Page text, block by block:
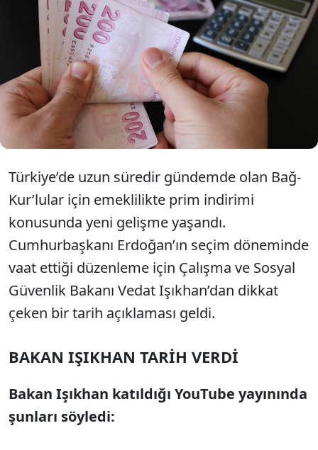
Çalışma ve Sosyal Güvenlik Bakanı Vedat Işıkhan,
milyonlarca Bağ-Kur’luya umut veren açıklamada
bulundu. Prim gün sayısının 9 binden 7 bin 200’e
düşürülmesi için çalışmaların devam ettiğini
belirten Işıkhan, 2026 yılı için tarih verdi. SGK
Uzmanı Özgür Erdursun ise düzenlemenin
ayrıntılarını paylaştı.
Türkiye’de uzun süredir gündemde olan Bağ-
Kur’lular için emeklilikte prim indirimi
konusunda yeni gelişme yaşandı.
Cumhurbaşkanı Erdoğan’ın seçim döneminde
vaat ettiği düzenleme için Çalışma ve Sosyal
Güvenlik Bakanı Vedat Işıkhan’dan dikkat
çeken bir tarih açıklaması geldi.
BAKAN IŞIKHAN TARİH VERDİ
Bakan Işıkhan katıldığı YouTube yayınında
şunları söyledi: